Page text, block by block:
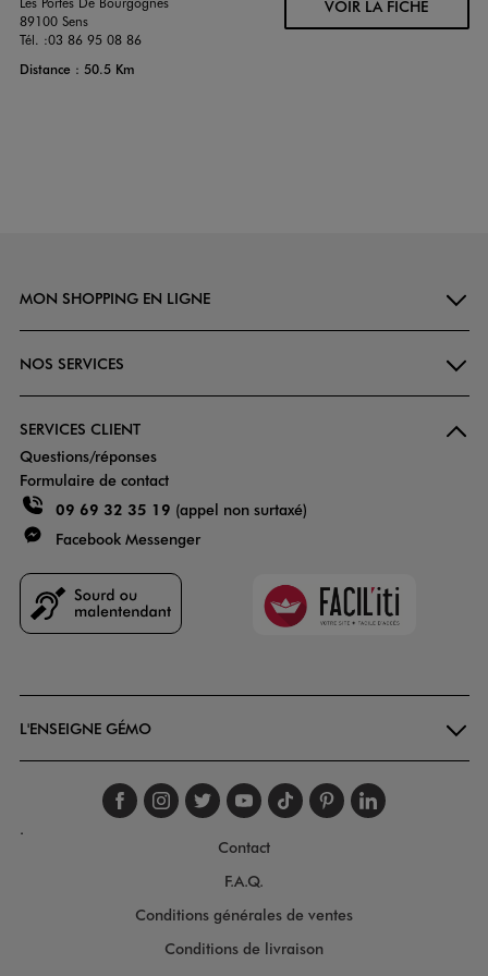
89100 Sens
Tél. :03 86 95 08 86
Distance : 50.5 Km
VOIR LA FICHE
MON SHOPPING EN LIGNE
NOS SERVICES
SERVICES CLIENT
Questions/réponses
Formulaire de contact
09 69 32 35 19 (appel non surtaxé)
Facebook Messenger
Faciliti
L'ENSEIGNE GÉMO
Suivez-nous sur
Suivez-nous sur
Suivez-nous sur
Suivez-nous
Suivez-nous
Suivez-
.
Contact
F.A.Q.
Conditions générales de ventes
Conditions de livraison